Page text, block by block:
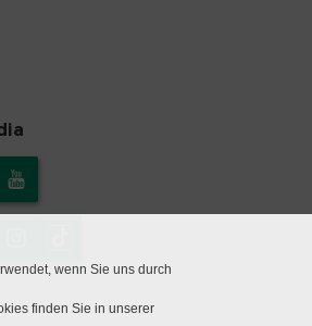
wenn Sie uns durch
finden Sie in unserer